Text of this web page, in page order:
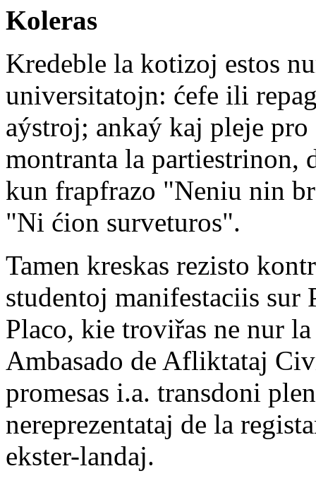
Koleras
Kredeble la kotizoj estos
universitatojn: ćefe ili
aýstroj; ankaý kaj pleje
montranta la partiestrinon,
kun frapfrazo "Neniu nin
"Ni ćion surveturos".
Tamen kreskas rezisto
studentoj manifestaciis sur
Placo, kie troviřas ne nur
Ambasado de Afliktataj
promesas i.a. transdoni
nereprezentataj de la
ekster-landaj.